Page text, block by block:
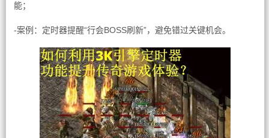
能；
-案例：定时器提醒“行会BOSS刷新”，避免错过关键机会。